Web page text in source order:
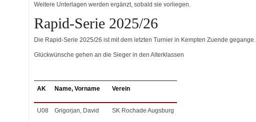
Weitere Unterlagen werden ergänzt, sobald sie vorliegen.
Rapid-Serie 2025/26
Die Rapid-Serie 2025/26 ist mit dem letzten Turnier in Kempten Zuende gegange.
Glückwünsche gehen an die Sieger in den Alterklassen
AK Name, Vorname Verein
U08 Grigorjan, David SK Rochade Augsburg